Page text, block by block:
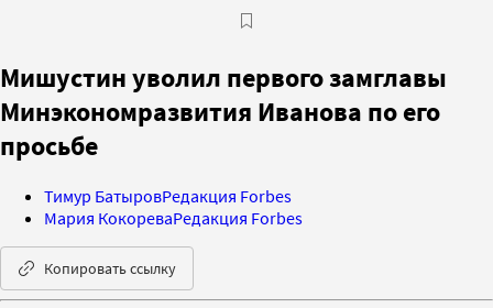
Мишустин уволил первого замглавы
Минэкономразвития Иванова по его
просьбе
Тимур БатыровРедакция Forbes
Мария КокореваРедакция Forbes
Копировать ссылку